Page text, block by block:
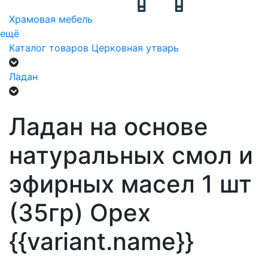
Храмовая мебель
ещё
Каталог товаров Церковная утварь
Ладан
Ладан на основе
натуральных смол и
эфирных масел 1 шт
(35гр) Орех
{{variant.name}}